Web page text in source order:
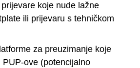
koje nude lažne
ili prijevaru s tehničkom
za preuzimanje koje
PUP-ove (potencijalno